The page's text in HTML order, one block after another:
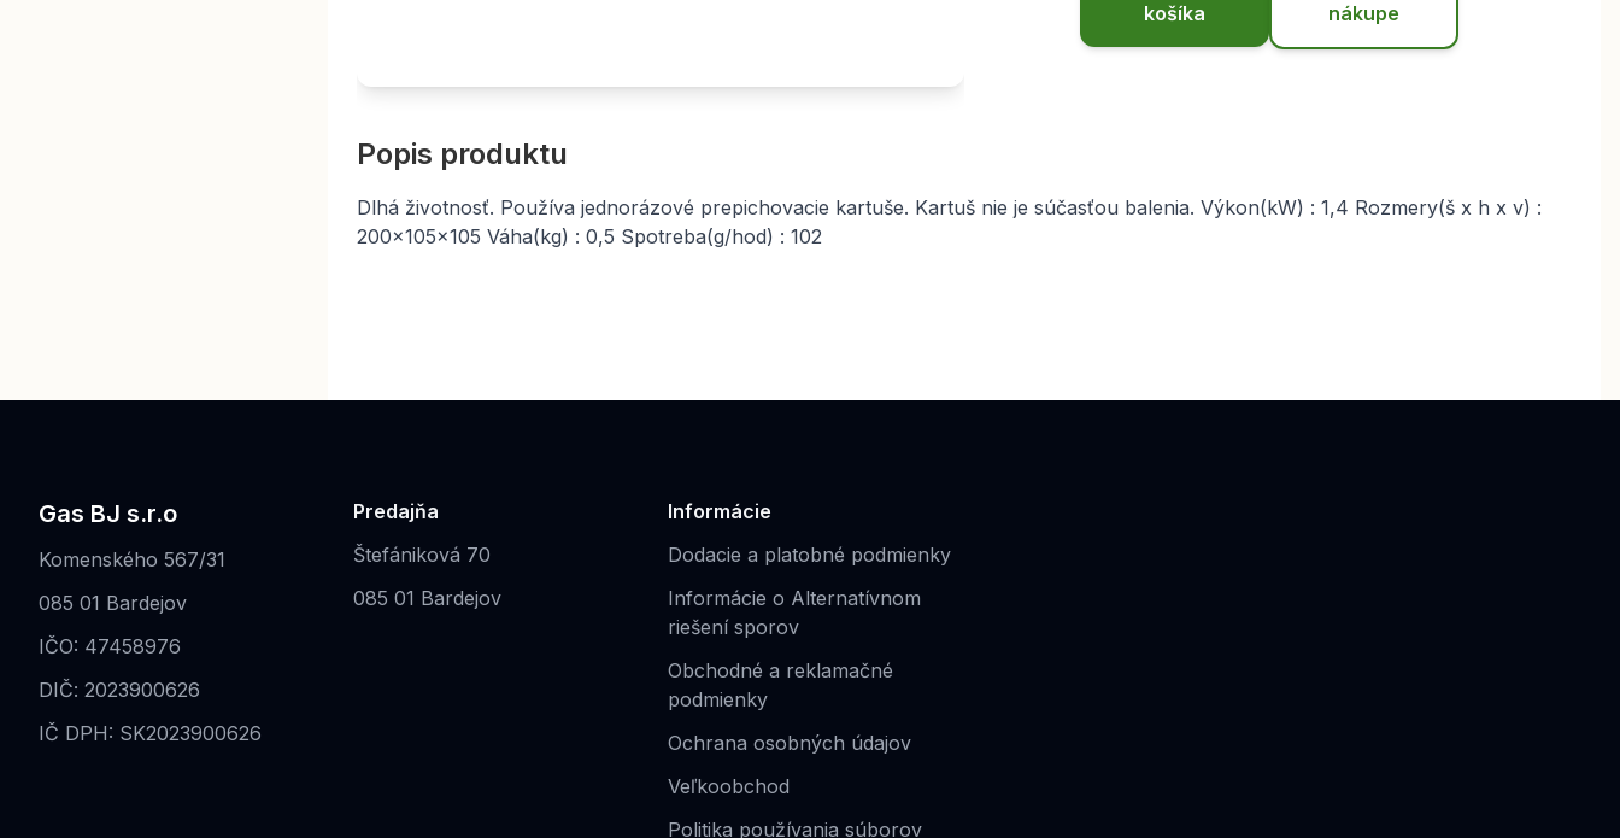
košíka
nákupe
Popis produktu
Dlhá životnosť. Používa jednorázové prepichovacie kartuše. Kartuš nie je súčasťou balenia. Výkon(kW) : 1,4 Rozmery(š x h x v) :
200x105x105 Váha(kg) : 0,5 Spotreba(g/hod) : 102
Gas BJ s.r.o
Komenského 567/31
085 01 Bardejov
IČO: 47458976
DIČ: 2023900626
IČ DPH: SK2023900626
Predajňa
Štefániková 70
085 01 Bardejov
Informácie
Dodacie a platobné podmienky
Informácie o Alternatívnom
riešení sporov
Obchodné a reklamačné
podmienky
Ochrana osobných údajov
Veľkoobchod
Politika používania súborov